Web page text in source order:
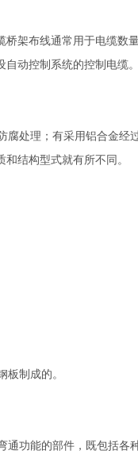
架布线通常用于电缆数
动控制系统的控制电缆。
处理；有采用铝合金经
结构型式就有所不同。
制成的。
功能的部件，既包括各